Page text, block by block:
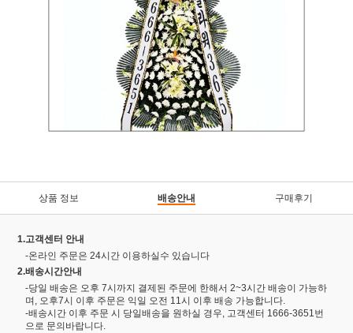
상품 정보 배송안내 구매후기
1.고객센터 안내
-온라인 주문은 24시간 이용하실수 있습니다
2.배송시간안내
-당일 배송은 오후 7시까지 결제된 주문에 한해서 2~3시간 배송이 가능하
며, 오후7시 이후 주문은 익일 오전 11시 이후 배송 가능합니다.
-배송시간 이후 주문 시 당일배송을 원하실 경우, 고객센터 1666-3651번
으로 문의바랍니다.